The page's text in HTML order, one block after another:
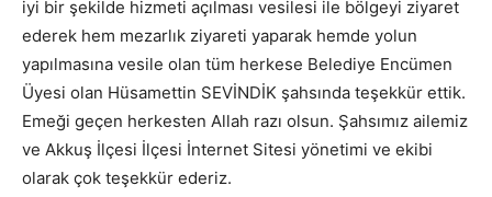
iyi bir şekilde hizmeti açılması vesilesi ile bölgeyi ziyaret
ederek hem mezarlık ziyareti yaparak hemde yolun
yapılmasına vesile olan tüm herkese Belediye Encümen
Üyesi olan Hüsamettin SEVİNDİK şahsında teşekkür ettik.
Emeği geçen herkesten Allah razı olsun. Şahsımız ailemiz
ve Akkuş İlçesi İlçesi İnternet Sitesi yönetimi ve ekibi
olarak çok teşekkür ederiz.